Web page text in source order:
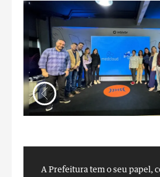
A Prefeitura tem o seu papel,